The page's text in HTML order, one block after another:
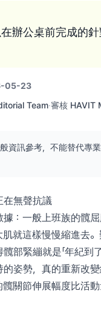
辦公桌前完成的
05-23
Team·審核 HAVIT
資訊參考，不能替代專
在無聲抗議
據：一般上班族的髖
就這樣慢慢縮進去
部緊繃就是「年紀到
的姿勢，真的重新改
關節伸展幅度比活動